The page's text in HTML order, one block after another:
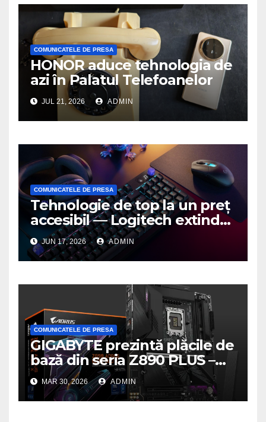
COMUNICATELE DE PRESA
HONOR aduce tehnologia de
azi în Palatul Telefoanelor
JUL 21, 2026 ADMIN
COMUNICATELE DE PRESA
Tehnologie de top la un preț
accesibil — Logitech extinde
seria G3 cu un nou mouse și
o nouă tastatură pentru
gaming pe PC
JUN 17, 2026 ADMIN
COMUNICATELE DE PRESA
GIGABYTE prezintă plăcile de
bază din seria Z890 PLUS –
performanță de ultimă
generație la un nou nivel
MAR 30, 2026 ADMIN